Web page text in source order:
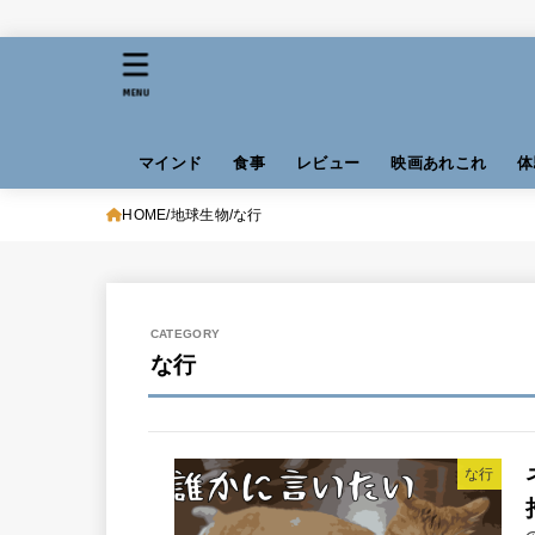
マインド 食事 レビュー 映画あれこれ
MENU
HOME 地球生物 な行
な行
な行